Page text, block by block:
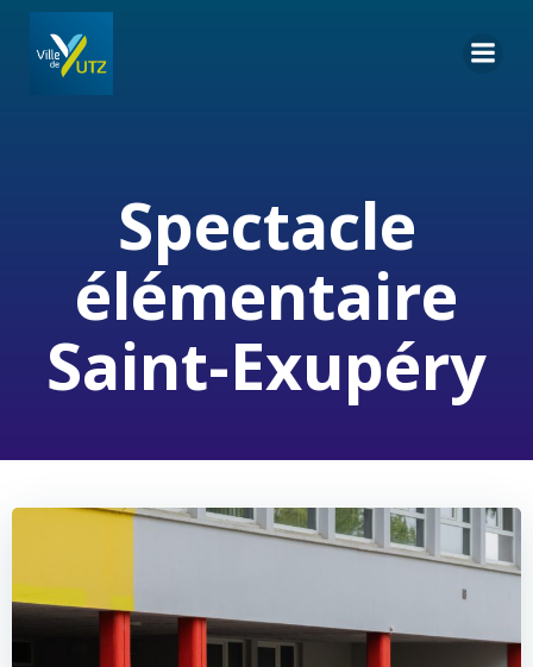
Spectacle
élémentaire
Saint-Exupéry